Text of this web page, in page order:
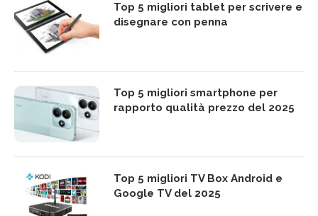
Top 5 migliori tablet per scrivere e
disegnare con penna
Top 5 migliori smartphone per
rapporto qualità prezzo del 2025
Top 5 migliori TV Box Android e
Google TV del 2025